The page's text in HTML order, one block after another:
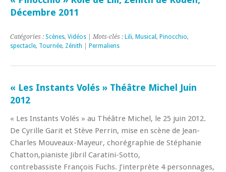
Décembre 2011
Catégories : Scènes, Vidéos | Mots-clés : Lili, Musical , Pinocchio,
spectacle, Tournée, Zénith Permaliens
« Les Instants Volés » Théâtre Michel Juin
2012
« Les Instants Volés » au Théâtre Michel, le 25 juin 2012.
De Cyrille Garit et Stève Perrin, mise en scène de Jean-
Charles Mouveaux-Mayeur, chorégraphie de Stéphanie
Chatton,pianiste Jibril Caratini-Sotto,
contrebassiste François Fuchs. J’interprète 4 personnages,